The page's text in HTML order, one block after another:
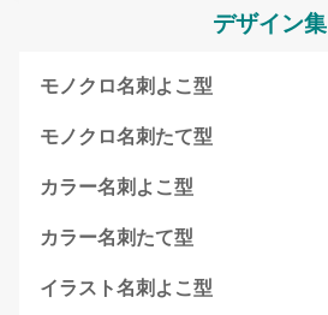
デザイン集
モノクロ名刺よこ型
モノクロ名刺たて型
カラー名刺よこ型
カラー名刺たて型
イラスト名刺よこ型